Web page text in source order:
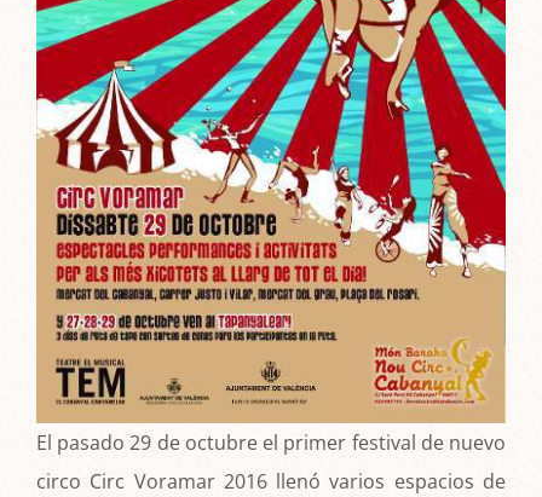
El pasado 29 de octubre el primer festival de nuevo
circo Circ Voramar 2016 llenó varios espacios de